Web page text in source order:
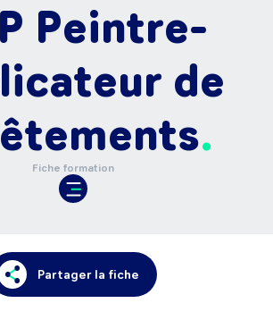
Peintre-
de
Fiche formation
Partager la fiche